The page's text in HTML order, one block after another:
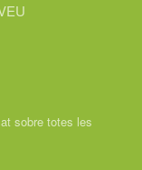
sobre totes les